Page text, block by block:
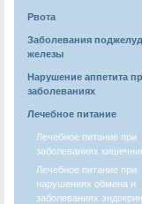
Рвота
Заболевания
железы
Нарушение аппетита
заболеваниях
Лечебное питание
Лечебное питание при
заболеваниях
Лечебное питание при
нарушениях обмена и
заболеваниях